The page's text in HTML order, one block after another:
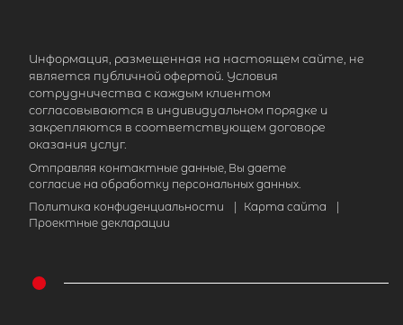
Информация, размещенная на настоящем сайте, не
является публичной офертой. Условия
сотрудничества с каждым клиентом
согласовываются в индивидуальном порядке и
закрепляются в соответствующем договоре
оказания услуг.
Отправляя контактные данные, Вы даете
согласие на обработку персональных данных.
Политика конфиденциальности
Карта сайта
Проектные декларации